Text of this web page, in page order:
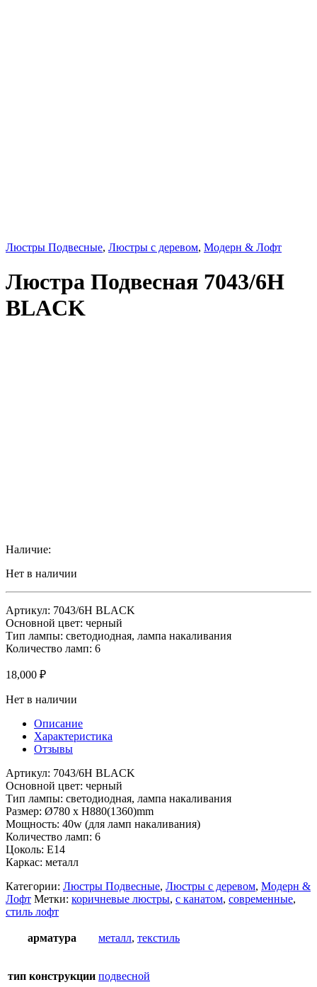
Люстры Подвесные, Люстры с деревом, Модерн & Лофт
Люстра Подвесная 7043/6H
BLACK
Наличие:
Нет в наличии
Артикул: 7043/6H BLACK
Основной цвет: черный
Тип лампы: светодиодная, лампа накаливания
Количество ламп: 6
18,000 ₽
Нет в наличии
Описание
Характеристика
Отзывы
Артикул: 7043/6H BLACK
Основной цвет: черный
Тип лампы: светодиодная, лампа накаливания
Размер: Ø780 x H880(1360)mm
Мощность: 40w (для ламп накаливания)
Количество ламп: 6
Цоколь: Е14
Каркас: металл
Категории: Люстры Подвесные, Люстры с деревом, Модерн &
Лофт Метки: коричневые люстры, с канатом, современные,
стиль лофт
арматура металл, текстиль
тип конструкции подвесной